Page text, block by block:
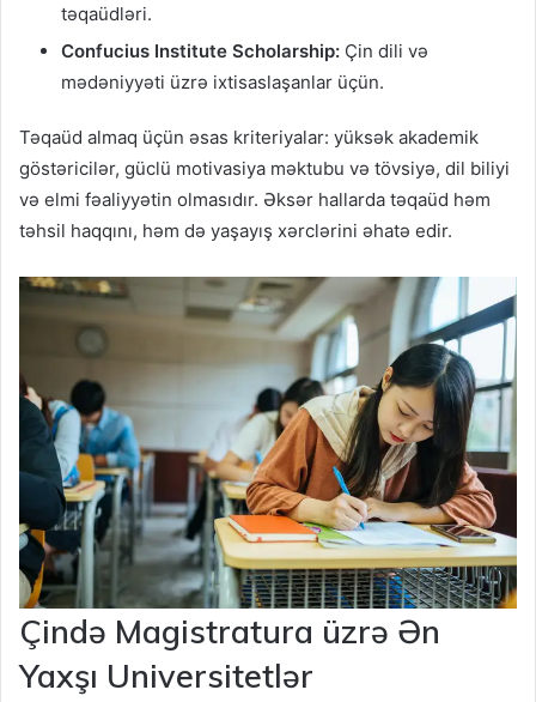
təqaüdləri.
Confucius Institute Scholarship: Çin dili və
mədəniyyəti üzrə ixtisaslaşanlar üçün.
Təqaüd almaq üçün əsas kriteriyalar: yüksək akademik
göstəricilər, güclü motivasiya məktubu və tövsiyə, dil biliyi
və elmi fəaliyyətin olmasıdır. Əksər hallarda təqaüd həm
təhsil haqqını, həm də yaşayış xərclərini əhatə edir.
Çində Magistratura üzrə Ən
Yaxşı Universitetlər